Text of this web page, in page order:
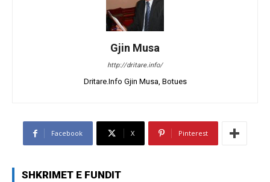
Gjin Musa
http://dritare.info/
Dritare.Info Gjin Musa, Botues
Facebook X Pinterest
SHKRIMET E FUNDIT